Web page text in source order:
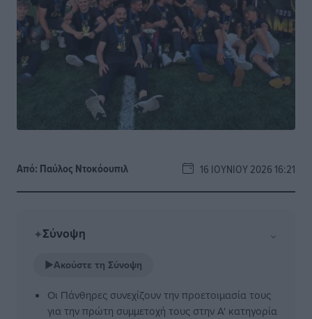
Από: Παύλος Nτοκόουπιλ 16 ΙΟΥΝΊΟΥ 2026 16:21
✦Σύνοψη ⌄
▶Ακούστε τη Σύνοψη
Οι Πάνθηρες συνεχίζουν την προετοιμασία τους
για την πρώτη συμμετοχή τους στην Α' κατηγορία